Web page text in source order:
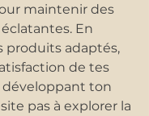
maintenir des
En
produits adaptés,
de tes
ton
pas à explorer la